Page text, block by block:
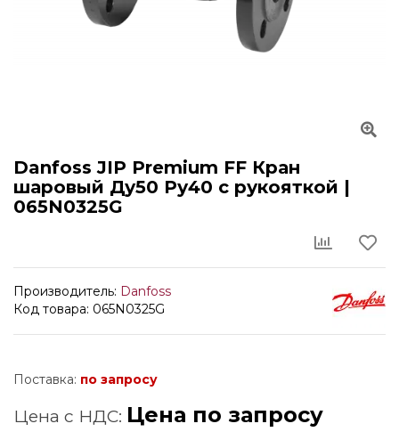
Danfoss JIP Premium FF Кран
шаровый Ду50 Ру40 с рукояткой |
065N0325G
Производитель: Danfoss
Код товара: 065N0325G
Поставка: по запросу
Цена с НДС: Цена по запросу